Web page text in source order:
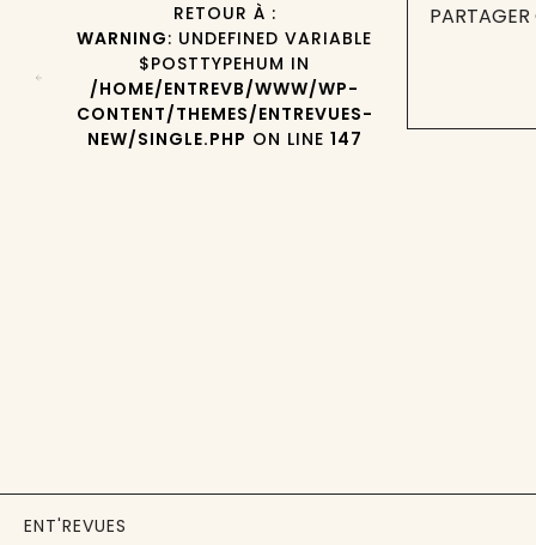
RETOUR À :
WARNING: UNDEFINED VARIABLE
$POSTTYPEHUM IN
/HOME/ENTREVB/WWW/WP-
CONTENT/THEMES/ENTREVUES-
NEW/SINGLE.PHP ON LINE 147
ENT'REVUES